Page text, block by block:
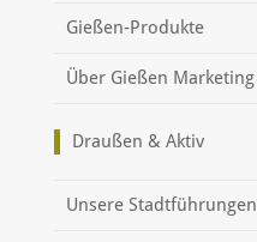
Gießen-Produkte
Über Gießen Marketing
Draußen & Aktiv
Unsere Stadtführungen